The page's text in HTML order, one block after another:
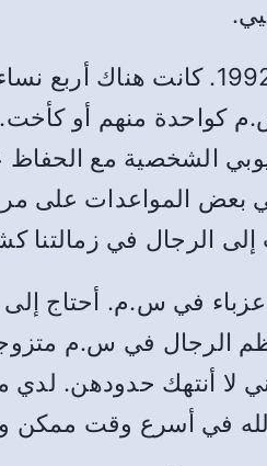
بدأت حضور اجتماعات س.م في
كواحدة منهم أو
الشخصية مع
بعض المواعدات على
إلى الرجال في
في س.م. أحتاج إلى
الرجال في س.م
لا أنتهك حدودهن.
الله في أسرع وقت